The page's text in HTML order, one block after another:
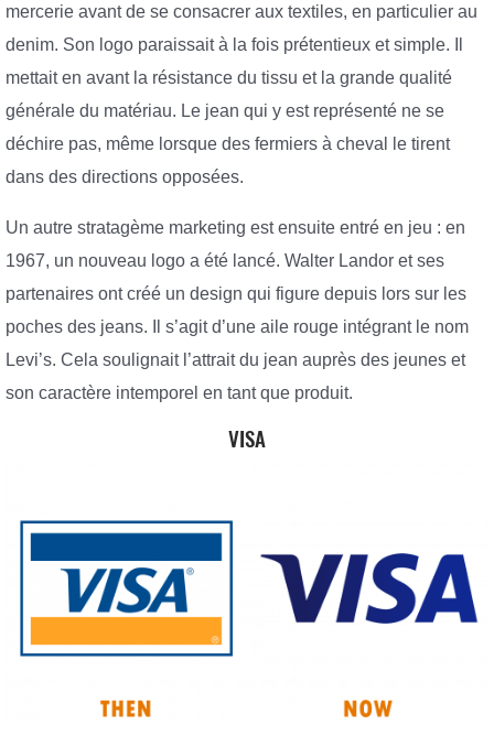
mercerie avant de se consacrer aux textiles, en particulier au
denim. Son logo paraissait à la fois prétentieux et simple. Il
mettait en avant la résistance du tissu et la grande qualité
générale du matériau. Le jean qui y est représenté ne se
déchire pas, même lorsque des fermiers à cheval le tirent
dans des directions opposées.
Un autre stratagème marketing est ensuite entré en jeu : en
1967, un nouveau logo a été lancé. Walter Landor et ses
partenaires ont créé un design qui figure depuis lors sur les
poches des jeans. Il s’agit d’une aile rouge intégrant le nom
Levi’s. Cela soulignait l’attrait du jean auprès des jeunes et
son caractère intemporel en tant que produit.
VISA